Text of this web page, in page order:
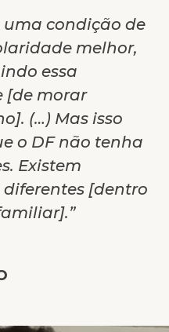
uma condição de
melhor,
essa
[de morar
(…) Mas isso
o DF não tenha
Existem
[dentro